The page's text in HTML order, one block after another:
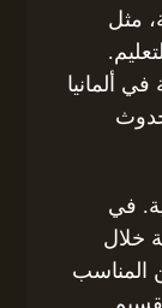
مثل
ألمانيا
في
خلال
المناسب